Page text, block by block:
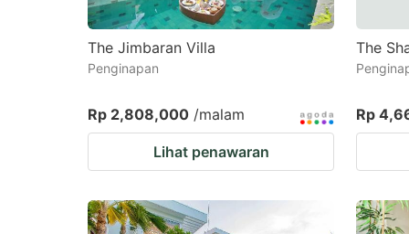
keyboard
shortcuts
for
dates.
The Jimbaran Villa
Penginapan
Rp 2,808,000 /malam
Lihat penawaran
The
Rp